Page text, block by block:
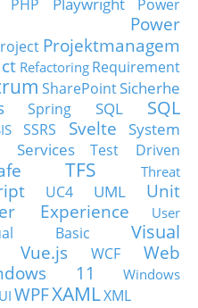
PHP
Power
Power
Projektmanagem
Refactoring Requirement
SharePointSicherhe
Spring SQL
SQL
SSRS Svelte
System
Services
Test Driven
TFS
Threat
UC4 UML
Unit
Experience
User
Basic
Visual
Vue.js WCF
Web
11
Windows
WPFXAMLXML